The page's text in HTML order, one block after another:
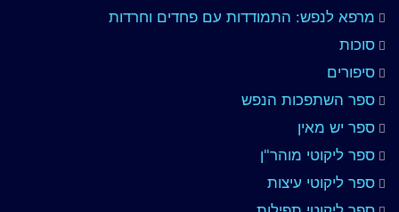
מרפא לנפש: התמודדות עם פחדים וחרדות
סוכות
סיפורים
ספר השתפכות הנפש
ספר יש מאין
ספר ליקוטי מוהר"ן
ספר ליקוטי עיצות